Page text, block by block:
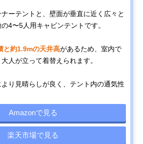
ーテントと、壁面が垂直に近く広々と
4〜5人用キャビンテントです。
と約1.9mの天井高があるため、室内で
人が立って着替えられます。
り見晴らしが良く、テント内の通気性
Amazonで見る
楽天市場で見る